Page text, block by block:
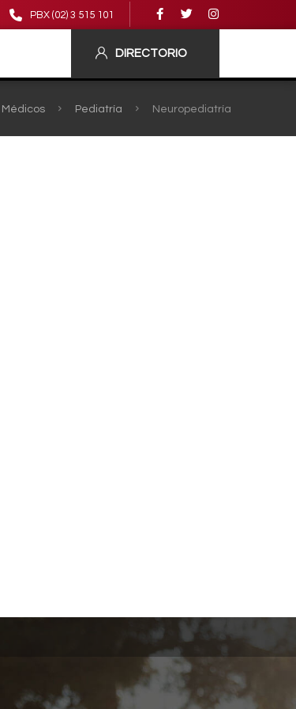
PBX (02) 3 515 101
DIRECTORIO
Médicos Pediatría Neuropediatría